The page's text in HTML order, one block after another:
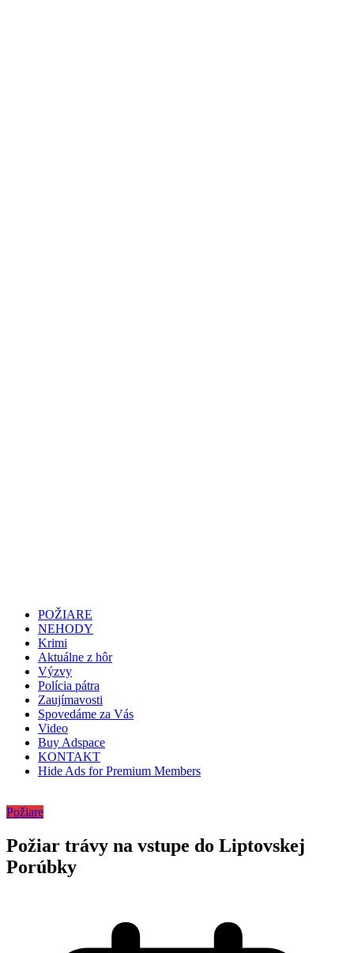
POŽIARE
NEHODY
Krimi
Aktuálne z hôr
Výzvy
Polícia pátra
Zaujímavosti
Spovedáme za Vás
Video
Buy Adspace
KONTAKT
Hide Ads for Premium Members
Požiare
Požiar trávy na vstupe do Liptovskej
Porúbky